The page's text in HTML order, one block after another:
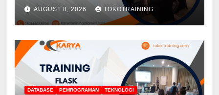
AUGUST 8, 2026 TOKOTRAINING
DATABASE PEMROGRAMAN TEKNOLOGI